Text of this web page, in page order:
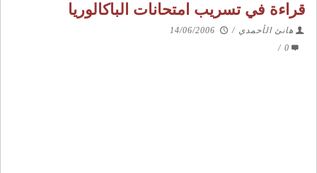
قراءة في تسريب امتحانات الباكالوريا
هانئ الأحمدي /
14/06/2006
0
/